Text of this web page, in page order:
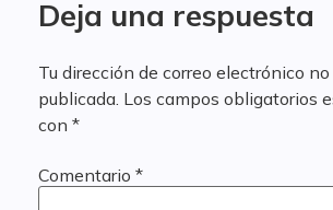
Deja una respuesta
Tu dirección de correo electrónico
publicada. Los campos obligatorios
con *
Comentario *